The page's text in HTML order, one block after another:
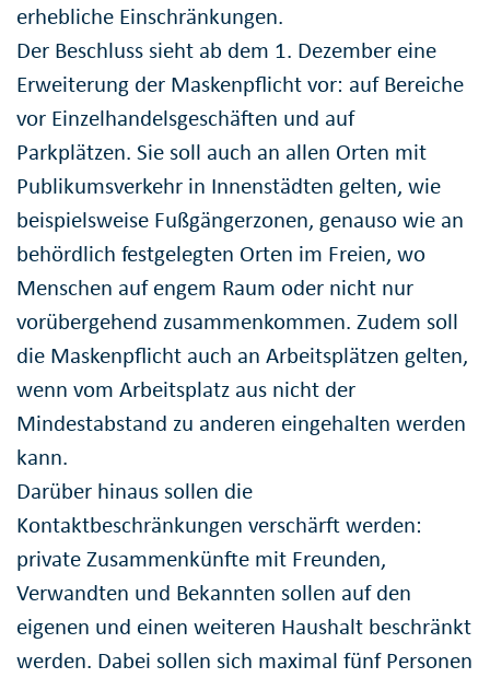
erhebliche Einschränkungen.
Der Beschluss sieht ab dem 1. Dezember eine
Erweiterung der Maskenpflicht vor: auf Bereiche
vor Einzelhandelsgeschäften und auf
Parkplätzen. Sie soll auch an allen Orten mit
Publikumsverkehr in Innenstädten gelten, wie
beispielsweise Fußgängerzonen, genauso wie an
behördlich festgelegten Orten im Freien, wo
Menschen auf engem Raum oder nicht nur
vorübergehend zusammenkommen. Zudem soll
die Maskenpflicht auch an Arbeitsplätzen gelten,
wenn vom Arbeitsplatz aus nicht der
Mindestabstand zu anderen eingehalten werden
kann.
Darüber hinaus sollen die
Kontaktbeschränkungen verschärft werden:
private Zusammenkünfte mit Freunden,
Verwandten und Bekannten sollen auf den
eigenen und einen weiteren Haushalt beschränkt
werden. Dabei sollen sich maximal fünf Personen